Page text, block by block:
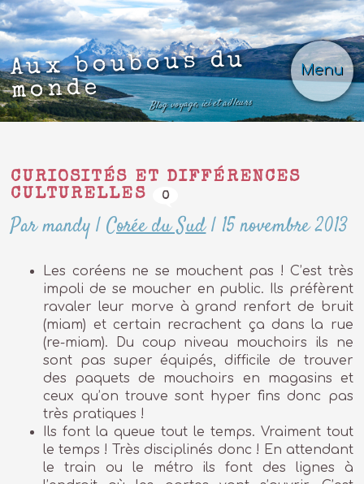
Menu
Aux boubous du
monde
Blog voyage, ici et ailleurs
CURIOSITÉS ET DIFFÉRENCES
CULTURELLES
0
Par mandy |Corée du Sud|15 novembre 2013
Les coréens ne se mouchent pas ! C’est très
impoli de se moucher en public. Ils préfèrent
ravaler leur morve à grand renfort de bruit
(miam) et certain recrachent ça dans la rue
(re-miam). Du coup niveau mouchoirs ils ne
sont pas super équipés, difficile de trouver
des paquets de mouchoirs en magasins et
ceux qu’on trouve sont hyper fins donc pas
très pratiques !
Ils font la queue tout le temps. Vraiment tout
le temps ! Très disciplinés donc ! En attendant
le train ou le métro ils font des lignes à